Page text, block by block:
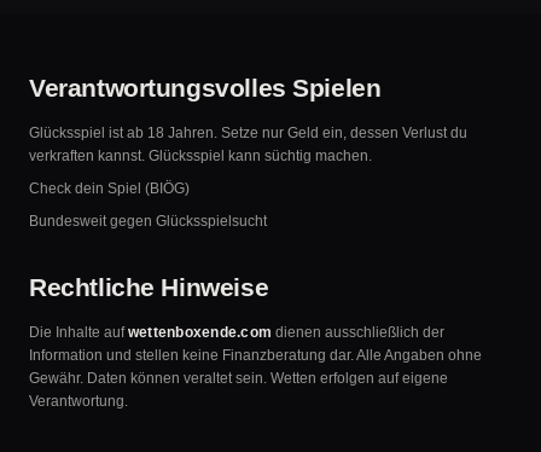
Verantwortungsvolles Spielen
Glücksspiel ist ab 18 Jahren. Setze nur Geld ein, dessen Verlust du
verkraften kannst. Glücksspiel kann süchtig machen.
Check dein Spiel (BIÖG)
Bundesweit gegen Glücksspielsucht
Rechtliche Hinweise
Die Inhalte aufwettenboxende.com dienen ausschließlich der
Information und stellen keine Finanzberatung dar. Alle Angaben ohne
Gewähr. Daten können veraltet sein. Wetten erfolgen auf eigene
Verantwortung.